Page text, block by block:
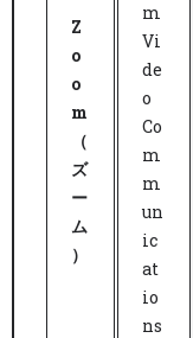
Z
o
o
m
（
ズ
ー
ム
）
m
Vi
de
o
Co
m
m
un
ic
at
io
ns